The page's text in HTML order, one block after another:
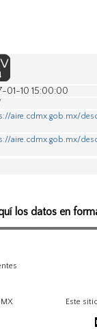
01-10 15:00:00
aire.cdmx.gob.mx/
aire.cdmx.gob.mx/
los datos en
Este